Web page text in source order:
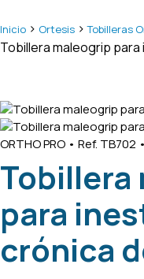
Inicio > Ortesis >Tobilleras
Tobillera maleogrip
ORTHO PRO • Ref. TB702 •
Tobillera
para
crónica